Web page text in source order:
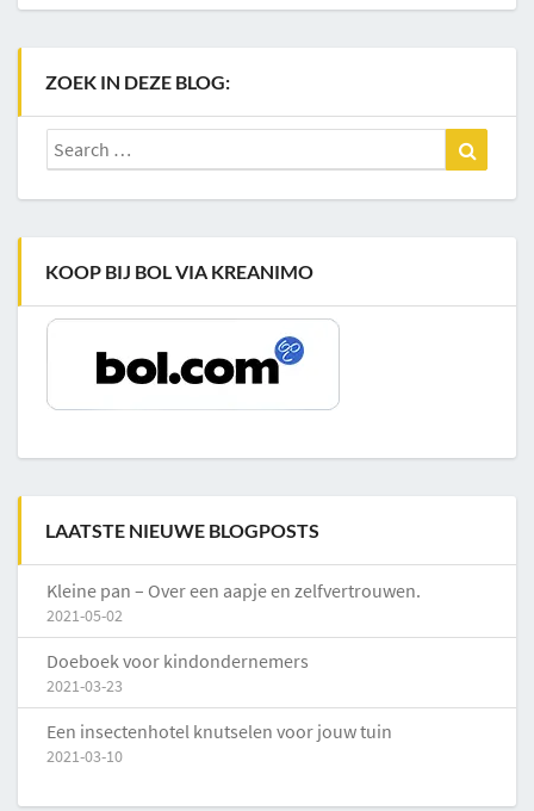
ZOEK IN DEZE BLOG:
Search
for:
KOOP BIJ BOL VIA KREANIMO
LAATSTE NIEUWE BLOGPOSTS
Kleine pan – Over een aapje en zelfvertrouwen.
2021-05-02
Doeboek voor kindondernemers
2021-03-23
Een insectenhotel knutselen voor jouw tuin
2021-03-10